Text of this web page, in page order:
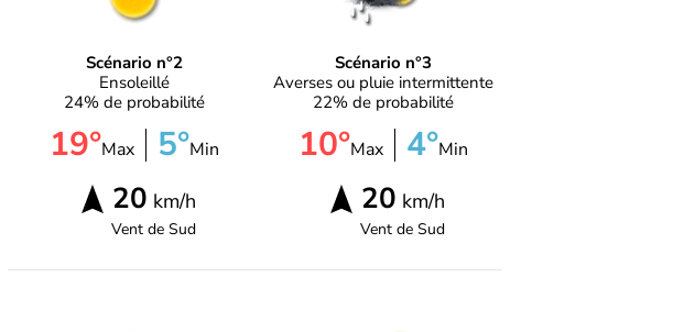
Scénario n°2
Ensoleillé
24% de probabilité
19°Max 5°Min
20 km/h
Vent deSud
Scénario n°3
Averses ou pluie intermittente
22% de probabilité
10°Max 4°Min
20 km/h
Vent deSud